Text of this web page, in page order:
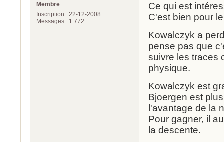
Membre
Inscription : 22-12-2008
Messages : 1 772
Ce qui est
C'est bien pour
Kowalczyk a
pense pas que
suivre les traces
physique.
Kowalczyk est
Bjoergen est
l'avantage de la
Pour gagner, il
la descente.